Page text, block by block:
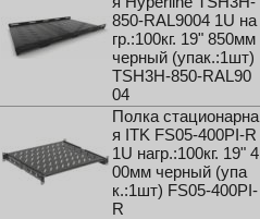
850-RAL9004 1U на
гр.:100кг. 19" 850мм
черный (упак.:1шт)
TSH3H-850-RAL90
04
Полка стационарна
я ITK FS05-400PI-R
1U нагр.:100кг. 19" 4
00мм черный (упа
к.:1шт) FS05-400PI-
R